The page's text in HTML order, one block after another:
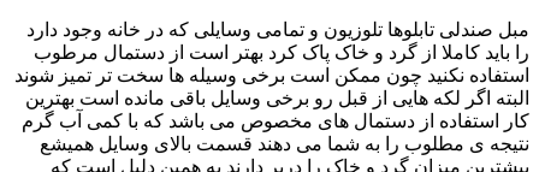
مبل صندلی تابلوها تلوزیون و تمامی وسایلی که در خانه وجود دارد
را باید کاملا از گرد و خاک پاک کرد بهتر است از دستمال مرطوب
استفاده نکنید چون ممکن است برخی وسیله ها سخت تر تمیز شوند
البته اگر لکه هایی از قبل رو برخی وسایل باقی مانده است بهترین
کار استفاده از دستمال های مخصوص می باشد که با کمی آب گرم
نتیجه ی مطلوب را به شما می دهند قسمت بالای وسایل همیشع
بیشترین میزان گرد و خاک را دربر دارند به همین دلیل است که